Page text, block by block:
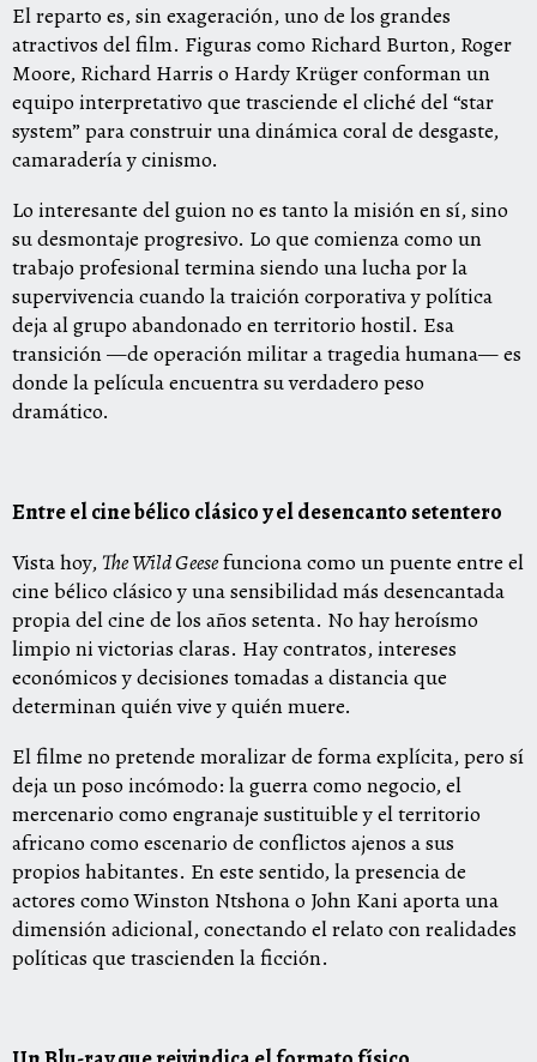
El reparto es, sin exageración, uno de los grandes
atractivos del film. Figuras como Richard Burton, Roger
Moore, Richard Harris o Hardy Krüger conforman un
equipo interpretativo que trasciende el cliché del “star
system” para construir una dinámica coral de desgaste,
camaradería y cinismo.
Lo interesante del guion no es tanto la misión en sí, sino
su desmontaje progresivo. Lo que comienza como un
trabajo profesional termina siendo una lucha por la
supervivencia cuando la traición corporativa y política
deja al grupo abandonado en territorio hostil. Esa
transición —de operación militar a tragedia humana— es
donde la película encuentra su verdadero peso
dramático.
Entre el cine bélico clásico y el desencanto setentero
Vista hoy,The Wild Geesefunciona como un puente entre el
cine bélico clásico y una sensibilidad más desencantada
propia del cine de los años setenta. No hay heroísmo
limpio ni victorias claras. Hay contratos, intereses
económicos y decisiones tomadas a distancia que
determinan quién vive y quién muere.
El filme no pretende moralizar de forma explícita, pero sí
deja un poso incómodo: la guerra como negocio, el
mercenario como engranaje sustituible y el territorio
africano como escenario de conflictos ajenos a sus
propios habitantes. En este sentido, la presencia de
actores como Winston Ntshona o John Kani aporta una
dimensión adicional, conectando el relato con realidades
políticas que trascienden la ficción.